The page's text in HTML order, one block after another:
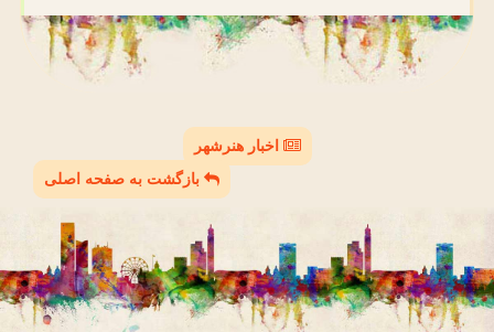
اخبار هنرشهر
بازگشت به صفحه اصلی